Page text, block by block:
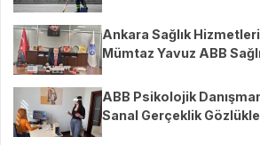
Ankara Sağlık
Mümtaz Yavuz ABB
ABB Psikolojik
Sanal Gerçeklik